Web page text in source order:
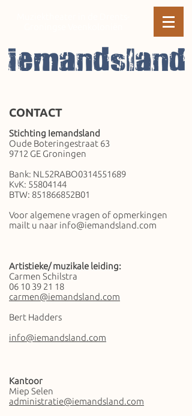
CONTACT
Stichting Iemandsland
Oude Boteringestraat 63
9712 GE Groningen
Bank: NL52RABO0314551689
KvK: 55804144
BTW: 851866852B01
Voor algemene vragen of opmerkingen
mailt u naar info@iemandsland.com
Artistieke/ muzikale leiding:
Carmen Schilstra
06 10 39 21 18
carmen@iemandsland.com
Bert Hadders
info@iemandsland.com
Kantoor
Miep Selen
administratie@iemandsland.com